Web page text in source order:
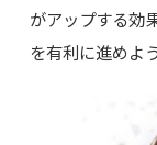
がアップする効
を有利に進めよ